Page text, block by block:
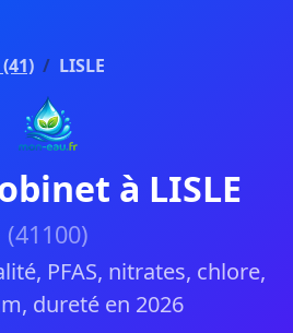
LISLE
à LISLE
(41100)
PFAS, nitrates, chlore,
dureté en 2026